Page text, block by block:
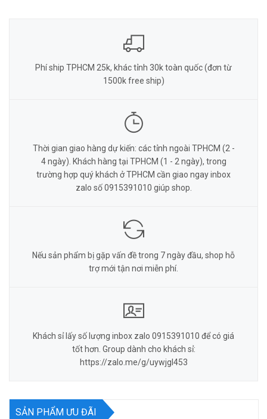
Phí ship TPHCM 25k, khác tỉnh 30k toàn quốc (đơn từ
1500k free ship)
Thời gian giao hàng dự kiến: các tỉnh ngoài TPHCM (2 -
4 ngày). Khách hàng tại TPHCM (1 - 2 ngày), trong
trường hợp quý khách ở TPHCM cần giao ngay inbox
zalo số 0915391010 giúp shop.
Nếu sản phẩm bị gặp vấn đề trong 7 ngày đầu, shop hỗ
trợ mới tận nơi miễn phí.
Khách sỉ lấy số lượng inbox zalo 0915391010 để có giá
tốt hơn. Group dành cho khách sỉ:
https://zalo.me/g/uywjgl453
SẢN PHẨM ƯU ĐÃI